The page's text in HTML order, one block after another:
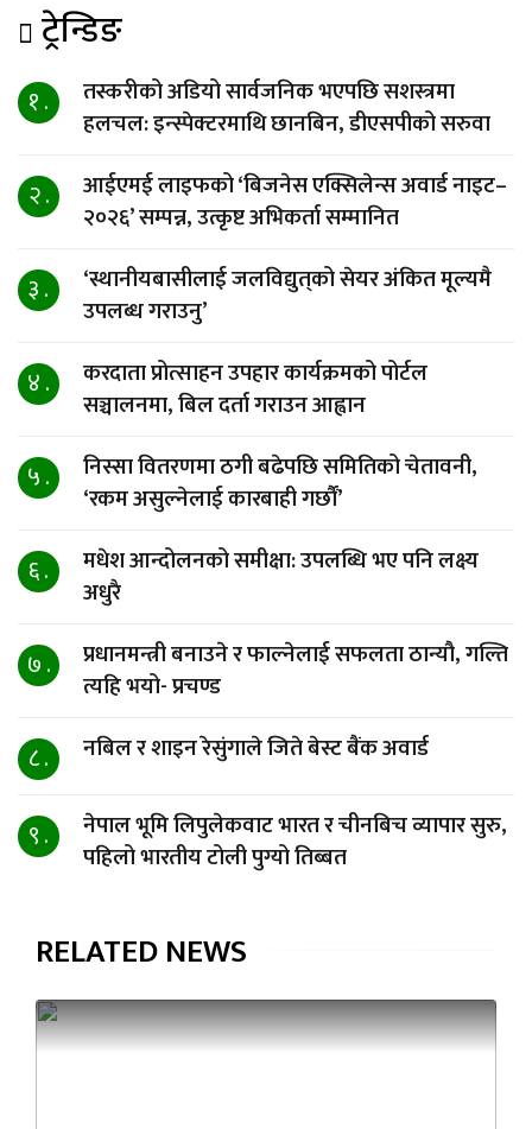
ट्रेन्डिङ
१ .
तस्करीको अडियो सार्वजनिक भएपछि सशस्त्रमा
हलचल: इन्स्पेक्टरमाथि छानबिन, डीएसपीको सरुवा
२ .
आईएमई लाइफको ‘बिजनेस एक्सिलेन्स अवार्ड नाइट–
२०२६’ सम्पन्न, उत्कृष्ट अभिकर्ता सम्मानित
३ .
‘स्थानीयबासीलाई जलविद्युत्‌को सेयर अंकित मूल्यमै
उपलब्ध गराउनु’
४ .
करदाता प्रोत्साहन उपहार कार्यक्रमको पोर्टल
सञ्चालनमा, बिल दर्ता गराउन आह्वान
५ .
निस्सा वितरणमा ठगी बढेपछि समितिको चेतावनी,
‘रकम असुल्नेलाई कारबाही गर्छाैं’
६ .
मधेश आन्दोलनको समीक्षा: उपलब्धि भए पनि लक्ष्य
अधुरै
७ .
प्रधानमन्त्री बनाउने र फाल्नेलाई सफलता ठान्यौ, गल्ति
त्यहि भयो- प्रचण्ड
८ . नबिल र शाइन रेसुंगाले जिते बेस्ट बैंक अवार्ड
९ .
नेपाल भूमि लिपुलेकवाट भारत र चीनबिच व्यापार सुरु,
पहिलो भारतीय टोली पुग्यो तिब्बत
RELATED NEWS